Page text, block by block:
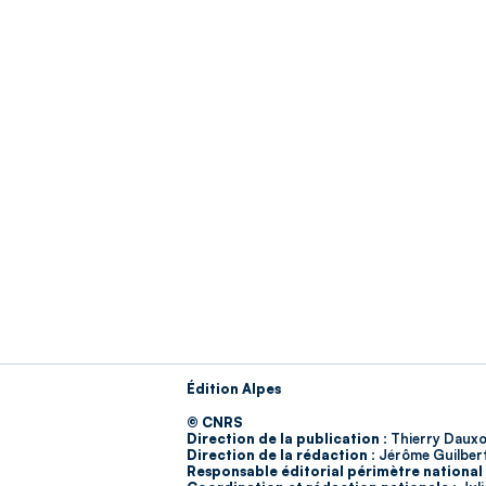
Édition Alpes
© CNRS
Direction de la publication : Thierry
Direction de la rédaction : Jérôme
Responsable éditorial périmètre national